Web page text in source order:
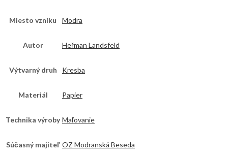
Miesto vzniku Modra
Autor Heřman Landsfeld
Výtvarný druh Kresba
Materiál Papier
Technika výroby Maľovanie
Súčasný majiteľ OZ Modranská Beseda